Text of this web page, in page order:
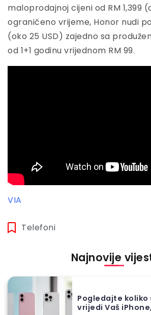
maloprodajnoj cijeni od RM 1,399
ograničeno vrijeme, Honor nudi
(oko 25 USD) zajedno sa
od 1+1 godinu vrijednom RM 99.
VIA
Telefoni
Najnovije
Pogledajte koliko
vrijedi Vaš